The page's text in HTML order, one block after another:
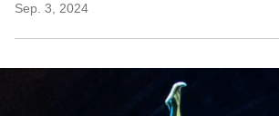
Sep. 3, 2024